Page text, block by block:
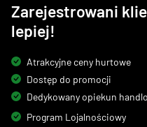
Zarejestrowani
lepiej!
Atrakcyjne ceny hurtowe
Dostęp do promocji
Dedykowany opiekun
Program Lojalnościowy